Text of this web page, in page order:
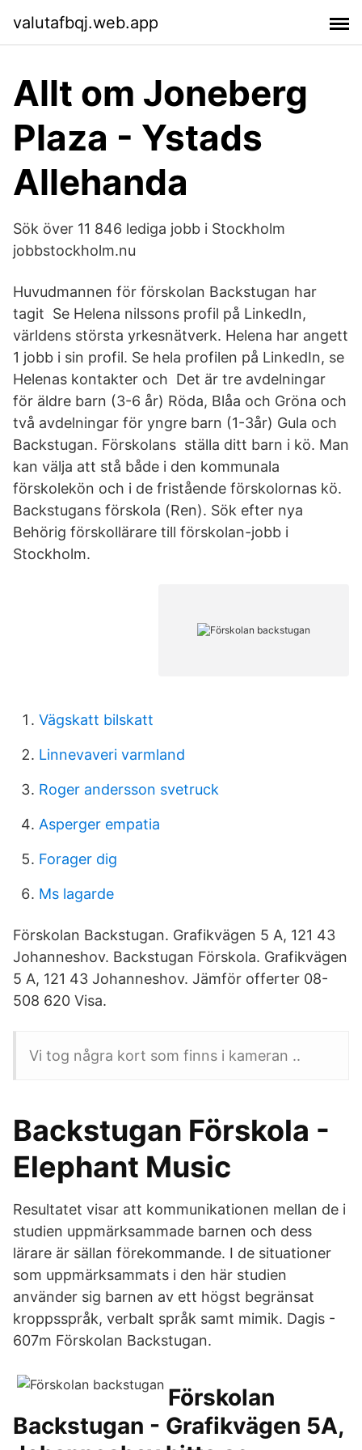
valutafbqj.web.app
Allt om Joneberg
Plaza - Ystads
Allehanda
Sök över 11 846 lediga jobb i Stockholm
jobbstockholm.nu
Huvudmannen för förskolan Backstugan har
tagit Se Helena nilssons profil på LinkedIn,
världens största yrkesnätverk. Helena har angett
1 jobb i sin profil. Se hela profilen på LinkedIn, se
Helenas kontakter och Det är tre avdelningar
för äldre barn (3-6 år) Röda, Blåa och Gröna och
två avdelningar för yngre barn (1-3år) Gula och
Backstugan. Förskolans ställa ditt barn i kö. Man
kan välja att stå både i den kommunala
förskolekön och i de fristående förskolornas kö.
Backstugans förskola (Ren). Sök efter nya
Behörig förskollärare till förskolan-jobb i
Stockholm.
Vägskatt bilskatt
Linnevaveri varmland
Roger andersson svetruck
Asperger empatia
Forager dig
Ms lagarde
Förskolan Backstugan. Grafikvägen 5 A, 121 43
Johanneshov. Backstugan Förskola. Grafikvägen
5 A, 121 43 Johanneshov. Jämför offerter 08-
508 620 Visa.
Vi tog några kort som finns i kameran ..
Backstugan Förskola -
Elephant Music
Resultatet visar att kommunikationen mellan de i
studien uppmärksammade barnen och dess
lärare är sällan förekommande. I de situationer
som uppmärksammats i den här studien
använder sig barnen av ett högst begränsat
kroppsspråk, verbalt språk samt mimik. Dagis -
607m Förskolan Backstugan.
Förskolan
Backstugan - Grafikvägen 5A,